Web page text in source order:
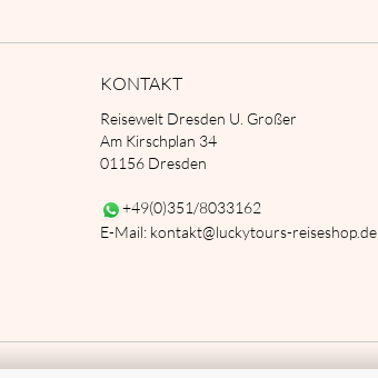
KONTAKT
Reisewelt Dresden U. Großer
Am Kirschplan 34
01156 Dresden
+49(0)351/8033162
E-Mail: kontakt@luckytours-reiseshop.de